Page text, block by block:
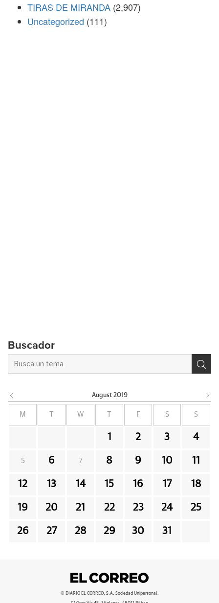
TIRAS DE MIRANDA (2,907)
Uncategorized (111)
Buscador
August 2019
M W F S S
1 2 3 4
5 6 7 8 9 10 11
12 13 14 15 16 17 18
19 20 21 22 23 24 25
26 27 28 29 30 31
© DIARIO EL CORREO, S.A. Sociedad Unipersonal.